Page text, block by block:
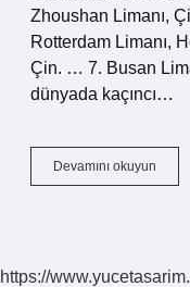
Zhoushan Limanı,
Rotterdam Limanı,
Çin. … 7. Busan
dünyada kaçıncı…
Devamını okuyun
Limanı
https://